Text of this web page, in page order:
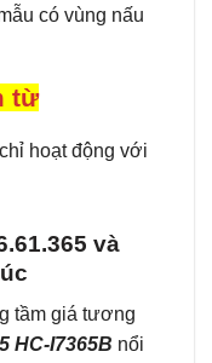
có vùng nấu
từ
hoạt động với
và
tầm giá tương
HC-I7365B nổi